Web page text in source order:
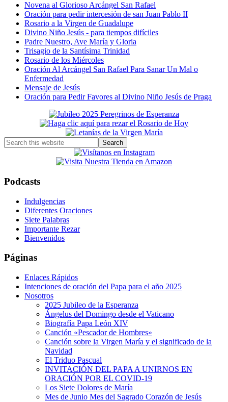
Novena al Glorioso Arcángel San Rafael
Oración para pedir intercesión de san Juan Pablo II
Rosario a la Virgen de Guadalupe
Divino Niño Jesús - para tiempos difíciles
Padre Nuestro, Ave María y Gloria
Trisagio de la Santísima Trinidad
Rosario de los Miércoles
Oración Al Arcángel San Rafael Para Sanar Un Mal o
Enfermedad
Mensaje de Jesús
Oración para Pedir Favores al Divino Niño Jesús de Praga
Primary
Sidebar
Search
this
Podcasts
Indulgencias
Diferentes Oraciones
Siete Palabras
Importante Rezar
Bienvenidos
Páginas
Enlaces Rápidos
Intenciones de oración del Papa para el año 2025
Nosotros
2025 Jubileo de la Esperanza
Ángelus del Domingo desde el Vaticano
Biografía Papa León XIV
Canción «Pescador de Hombres»
Canción sobre la Virgen María y el significado de la
Navidad
El Triduo Pascual
INVITACIÓN DEL PAPA A UNIRNOS EN
ORACIÓN POR EL COVID-19
Los Siete Dolores de María
Mes de Junio Mes del Sagrado Corazón de Jesús